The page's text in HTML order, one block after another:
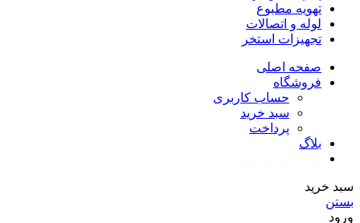
تهویه مطبوع
لوله و اتصالات
تجهیزات استخر
صفحه اصلی
فروشگاه
حساب کاربری
سبد خرید
پرداخت
بلاگ
سبد خرید
بستن
ورود